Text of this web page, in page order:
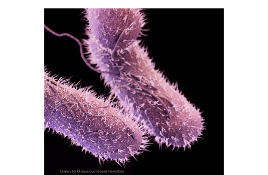
CONTACTO
SOBRE MÍ
¿TE GUSTARÍA UNIRTE A NUESTRA AVENTURA GASTRON
ÓMICA?
ÚNETE A LA NEWSLETTER
RECOMENDACIONES